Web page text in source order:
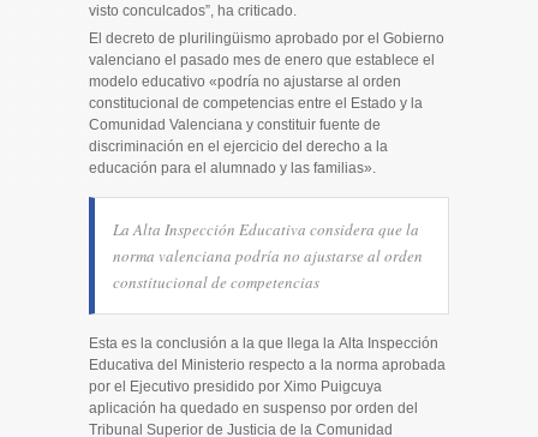
visto conculcados”, ha criticado.
El decreto de plurilingüismo aprobado por el Gobierno
valenciano el pasado mes de enero que establece el
modelo educativo «podría no ajustarse al orden
constitucional de competencias entre el Estado y la
Comunidad Valenciana y constituir fuente de
discriminación en el ejercicio del derecho a la
educación para el alumnado y las familias».
La Alta Inspección Educativa considera que la
norma valenciana podría no ajustarse al orden
constitucional de competencias
Esta es la conclusión a la que llega la Alta Inspección
Educativa del Ministerio respecto a la norma aprobada
por el Ejecutivo presidido por Ximo Puigcuya
aplicación ha quedado en suspenso por orden del
Tribunal Superior de Justicia de la Comunidad